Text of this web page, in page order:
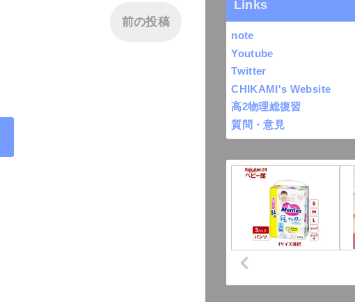
前の投稿
Links
note
Youtube
Twitter
CHIKAMI's Website
高2物理総復習
質問・意見